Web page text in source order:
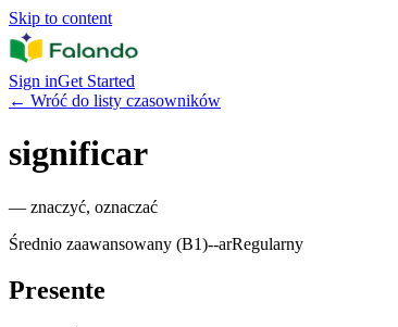
Skip to content
Sign inGet Started
← Wróć do listy czasowników
significar
— znaczyć, oznaczać
Średnio zaawansowany (B1)--arRegularny
Presente